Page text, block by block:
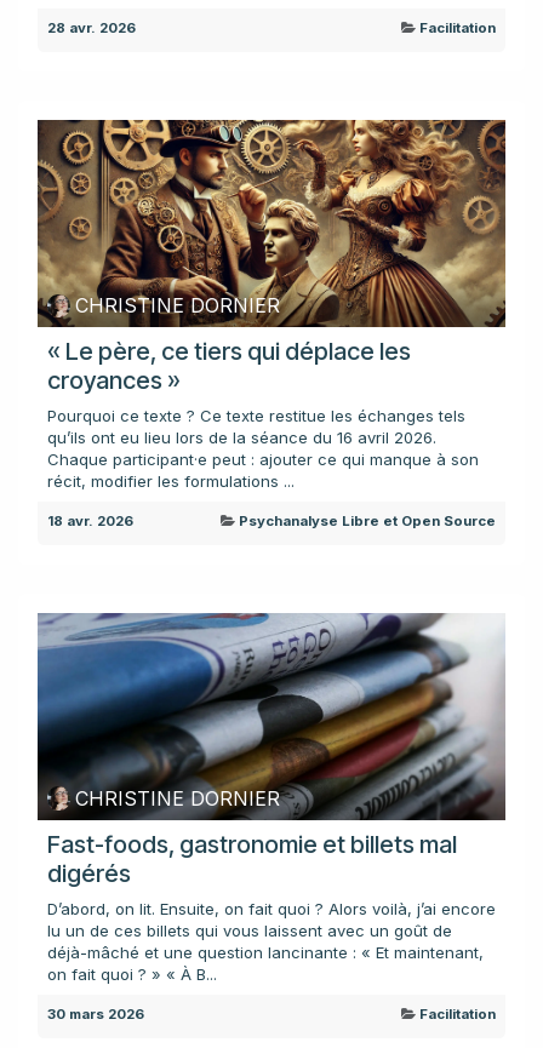
28 avr. 2026 Facilitation
CHRISTINE DORNIER
« Le père, ce tiers qui déplace les
croyances »
Pourquoi ce texte ? Ce texte restitue les échanges tels
qu’ils ont eu lieu lors de la séance du 16 avril 2026.
Chaque participant·e peut : ajouter ce qui manque à son
récit, modifier les formulations ...
18 avr. 2026 Psychanalyse Libre et Open Source
CHRISTINE DORNIER
Fast-foods, gastronomie et billets mal
digérés
D’abord, on lit. Ensuite, on fait quoi ? Alors voilà, j’ai encore
lu un de ces billets qui vous laissent avec un goût de
déjà-mâché et une question lancinante : « Et maintenant,
on fait quoi ? » « À B...
30 mars 2026 Facilitation